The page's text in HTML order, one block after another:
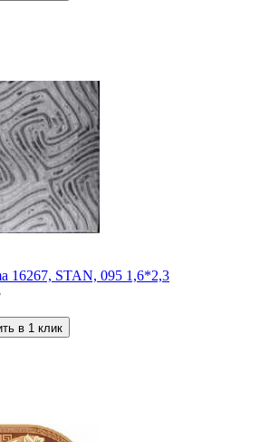
16267, STAN, 095 1,6*2,3
в 1 клик